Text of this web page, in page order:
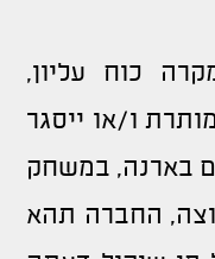
כוח עליון,
ו/או ייסגר
בארנה, במשחק
החברה תהא